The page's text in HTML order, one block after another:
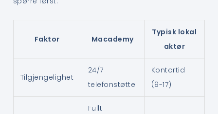
Faktor Macademy
Typisk lokal
aktør
Tilgjengelighet
24/7
telefonstøtte
Kontortid
(9-17)
Fullt